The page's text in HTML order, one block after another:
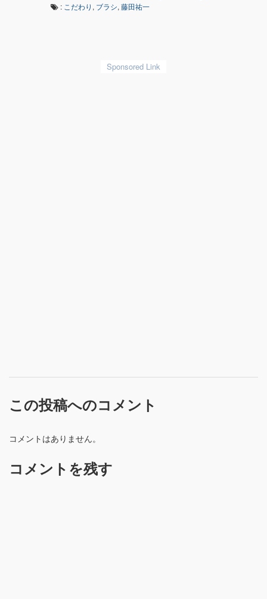
: こだわり , ブラシ, 藤田祐一
この投稿へのコメント
コメントはありません。
コメントを残す